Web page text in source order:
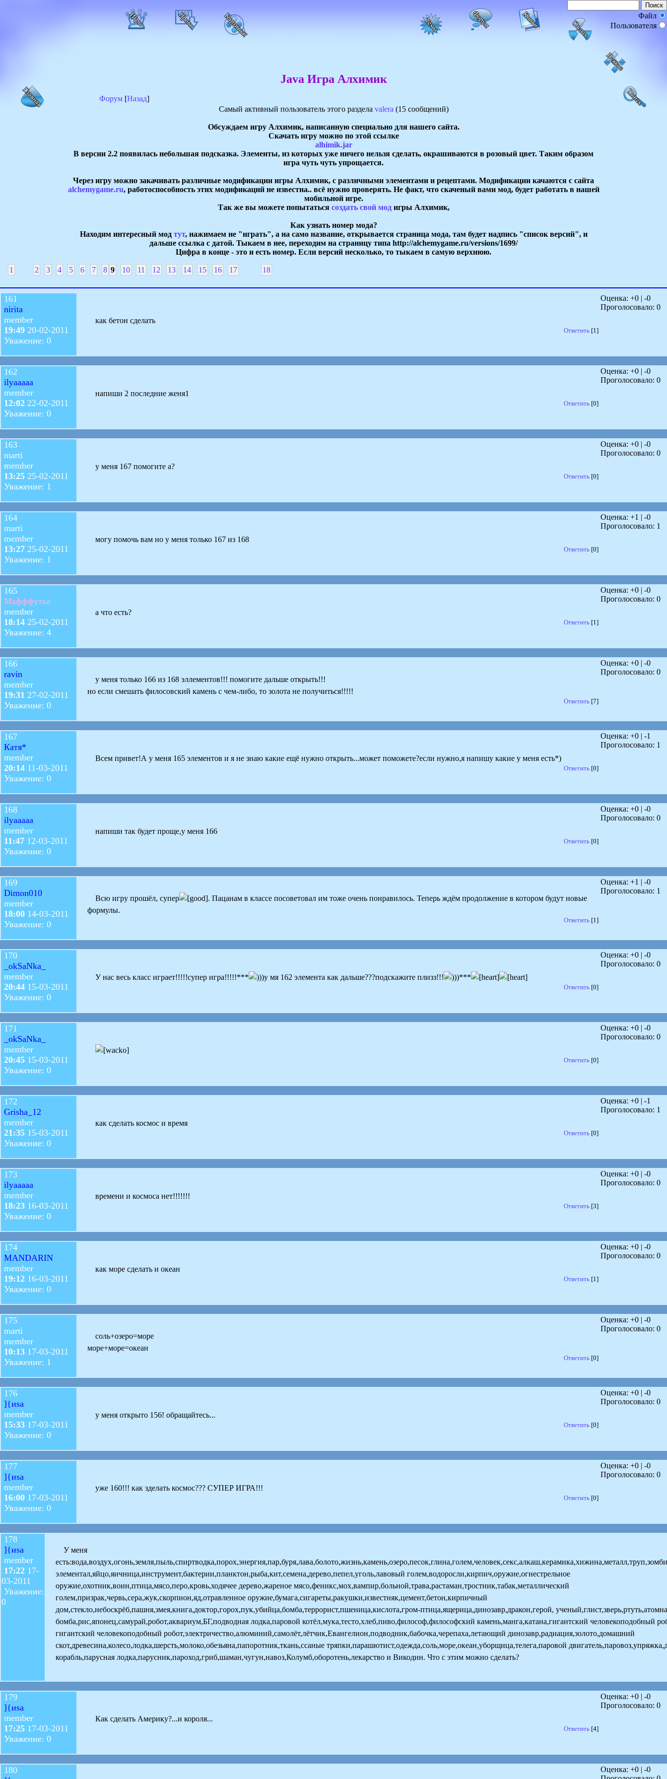
Файл
Пользователя
Форум [Назад]
Java Игра Алхимик
Самый активный пользователь этого раздела valera (15 сообщений)
Обсуждаем игру Алхимик, написанную специально для нашего сайта.
Скачать игру можно по этой ссылке
alhimik.jar
В версии 2.2 появилась небольшая подсказка. Элементы, из которых уже ничего нельзя сделать, окрашиваются в розовый цвет. Таким образом
игра чуть чуть упрощается.
Через игру можно закачивать различные модификации игры Алхимик, с различными элементами и рецептами. Модификации качаются с сайта
alchemygame.ru, работоспособность этих модификаций не известна.. всё нужно проверять. Не факт, что скаченый вами мод, будет работать в нашей
мобильной игре.
Так же вы можете попытаться создать свой модигры Алхимик,
Как узнать номер мода?
Находим интересный мод тут, нажимаем не "играть", а на само название, открывается страница мода, там будет надпись "список версий", и
дальше ссылка с датой. Тыкаем в нее, переходим на страницу типа http://alchemygame.ru/versions/1699/
Цифра в конце - это и есть номер. Если версий несколько, то тыкаем в самую верхнюю.
1 2 3 4 5 6 7 8 9 10 11 12 13 14 15 16 17 18
161
nirita
member
19:49 20-02-2011
Уважение: 0
как бетон сделать
Ответить [1]
Оценка: +0 | -0
Проголосовало: 0
162
ilyaaaaa
member
12:02 22-02-2011
Уважение: 0
напиши 2 последние женя1
Ответить [0]
Оценка: +0 | -0
Проголосовало: 0
163
marti
member
13:25 25-02-2011
Уважение: 1
у меня 167 помогите а?
Ответить [0]
Оценка: +0 | -0
Проголосовало: 0
164
marti
member
13:27 25-02-2011
Уважение: 1
могу помочь вам но у меня только 167 из 168
Ответить [0]
Оценка: +1 | -0
Проголосовало: 1
165
Мафффутка
member
18:14 25-02-2011
Уважение: 4
а что есть?
Ответить [1]
Оценка: +0 | -0
Проголосовало: 0
166
ravin
member
19:31 27-02-2011
Уважение: 0
у меня только 166 из 168 эллементов!!! помогите дальше открыть!!!
но если смешать филосовский камень с чем-либо, то золота не получиться!!!!!
Ответить [7]
Оценка: +0 | -0
Проголосовало: 0
167
Катя*
member
20:14 11-03-2011
Уважение: 0
Всем привет!А у меня 165 элементов и я не знаю какие ещё нужно открыть...может поможете?если нужно,я напишу какие у меня есть*)
Ответить [0]
Оценка: +0 | -1
Проголосовало: 1
168
ilyaaaaa
member
11:47 12-03-2011
Уважение: 0
напиши так будет проще,у меня 166
Ответить [0]
Оценка: +0 | -0
Проголосовало: 0
169
Dimon010
member
18:00 14-03-2011
Уважение: 0
Всю игру прошёл, супер
. Пацанам в классе посоветовал им тоже очень понравилось. Теперь ждём продолжение в котором будут новые
формулы.
Ответить [1]
Оценка: +1 | -0
Проголосовало: 1
170
_okSaNka_
member
20:44 15-03-2011
Уважение: 0
У нас весь класс играет!!!!!супер игра!!!!!*** )у мя 162 элемента как дальше???подскажите плизз!!! )***
Ответить [0]
Оценка: +0 | -0
Проголосовало: 0
171
_okSaNka_
member
20:45 15-03-2011
Уважение: 0
Ответить [0]
Оценка: +0 | -0
Проголосовало: 0
172
Grisha_12
member
21:35 15-03-2011
Уважение: 0
как сделать космос и время
Ответить [0]
Оценка: +0 | -1
Проголосовало: 1
173
ilyaaaaa
member
18:23 16-03-2011
Уважение: 0
времени и космоса нет!!!!!!!
Ответить [3]
Оценка: +0 | -0
Проголосовало: 0
174
MANDARIN
member
19:12 16-03-2011
Уважение: 0
как море сделать и океан
Ответить [1]
Оценка: +0 | -0
Проголосовало: 0
175
marti
member
10:13 17-03-2011
Уважение: 1
соль+озеро=море
море+море=океан
Ответить [0]
Оценка: +0 | -0
Проголосовало: 0
176
]{иsa
member
15:33 17-03-2011
Уважение: 0
у меня открыто 156! обращайтесь...
Ответить [0]
Оценка: +0 | -0
Проголосовало: 0
177
]{иsa
member
16:00 17-03-2011
Уважение: 0
уже 160!!! как зделать космос??? СУПЕР ИГРА!!!
Ответить [0]
Оценка: +0 | -0
Проголосовало: 0
178
]{иsa
member
17:22 17-
03-2011
Уважение:
0
У меня
элементал,яйцо,яичница,инструмент,бактерии,планктон,рыба,кит,семена,дерево,пепел,уголь,лавовый голем,водоросли,кирпич,оружие,огнестрельное
оружие,охотник,воин,птица,мясо,перо,кровь,ходячее дерево,жареное мясо,феникс,мох,вампир,больной,трава,растаман,тростник,табак,металлический
голем,призрак,червь,сера,жук,скорпион,яд,отравленное оружие,бумага,сигареты,ракушки,известняк,цемент,бетон,кирпичный
дом,стекло,небоскрёб,пашня,змея,книга,доктор,горох,пук,убийца,бомба,террорист,пшеница,кислота,гром-птица,ящерица,динозавр,дракон,герой,
бомба,рис,японец,самурай,робот,аквариум,БГ,подводная лодка,паровой котёл,мука,тесто,хлеб,пиво,философ,философский камень,манга,катана,гигантский человекоподобный
гигантский человекоподобный робот,электричество,алюминий,самолёт,лётчик,Евангелион,подводник,бабочка,черепаха,летающий динозавр,радиация,золото,домашний
скот,древесина,колесо,лодка,шерсть,молоко,обезьяна,папоротник,ткань,ссаные тряпки,парашютист,одежда,соль,море,океан,уборщица,телега,паровой
корабль,парусная лодка,парусник,пароход,гриб,шаман,чугун,навоз,Колумб,оборотень,лекарство и Викодин. Что с этим можно сделать?
179
]{иsa
member
17:25 17-03-2011
Уважение: 0
Как сделать Америку?...и короля...
Ответить [4]
Оценка: +0 | -0
Проголосовало: 0
180
Оценка: +0 | -0